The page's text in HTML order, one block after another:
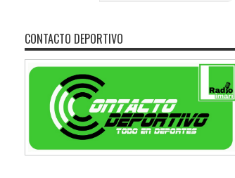
CONTACTO DEPORTIVO